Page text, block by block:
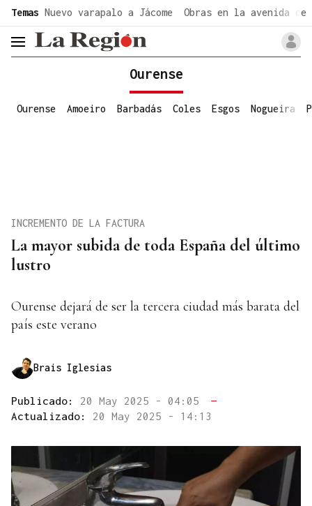
Temas Nuevo varapalo a Jácome Obras en la avenida de
header.menu.open
Ourense
Ourense Amoeiro Barbadás Coles Esgos Nogueira
La mayor subida de toda España del último
lustro
INCREMENTO DE LA FACTURA
Ourense dejará de ser la tercera ciudad más barata del
país este verano
Brais Iglesias
Publicado: 20 May 2025 - 04:05
—
Actualizado: 20 May 2025 - 14:13